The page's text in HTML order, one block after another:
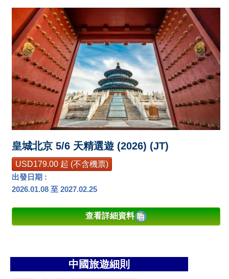
皇城北京 5/6 天精選遊 (2026) (JT)
USD179.00 起 (不含機票)
出發日期 :
2026.01.08 至 2027.02.25
查看詳細資料
中國旅遊細則